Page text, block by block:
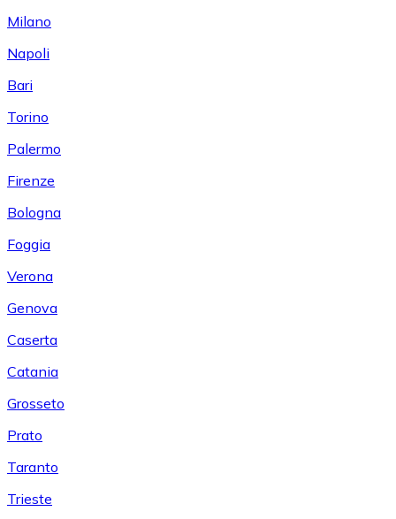
Milano
Napoli
Bari
Torino
Palermo
Firenze
Bologna
Foggia
Verona
Genova
Caserta
Catania
Grosseto
Prato
Taranto
Trieste